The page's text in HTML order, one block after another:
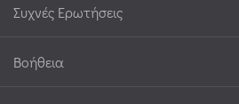
Συχνές Ερωτήσεις
Βοήθεια